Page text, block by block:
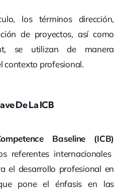
los términos dirección,
de proyectos, así como
se utilizan de manera
contexto profesional.
De La ICB
Baseline (ICB)
referentes internacionales
el desarrollo profesional en
pone el énfasis en las